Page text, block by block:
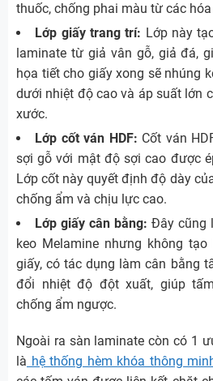
thuốc, chống phai màu từ các
Lớp giấy trang trí: Lớp này
laminate từ giả vân gỗ, giả đá,
họa tiết cho giấy xong sẽ nhúng
dưới nhiệt độ cao và áp suất lớn
xước.
Lớp cốt ván HDF: Cốt ván
sợi gỗ với mật độ sợi cao được
Lớp cốt này quyết định độ dày
chống ẩm và chịu lực cao.
Lớp giấy cân bằng: Đây cũng
keo Melamine nhưng không
giấy, có tác dụng làm cân bằng
đổi nhiệt độ đột xuất, giúp
chống ẩm ngược.
Ngoài ra sàn laminate còn có 1
là hệ thống hèm khóa thông